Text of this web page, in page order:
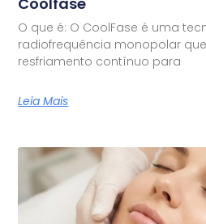
O que é: O CoolFase é uma
radiofrequência monopolar
resfriamento contínuo para
Leia Mais